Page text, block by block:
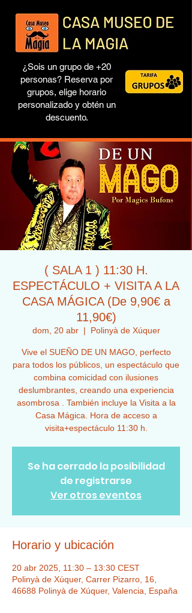
¿Sois un grupo de +20
personas? Reserva por
grupos, elige horario
personalizado y obtén un
descuento.
( SALA 1 ) 11:30 H.
ESPECTÁCULO + VISITA A LA
CASA MÁGICA (De 9,90€ a
11,90€)
dom, 20 abr
  |
Polinyà de Xúquer
Vive el SUEÑO DE UN MAGO, perfecto
para todos los públicos, un espectáculo que
combina comicidad con ilusiones
deslumbrantes, creando una experiencia
asombrosa . También incluye la Visita a la
Casa Mágica. Hora de acceso a
visita+espectáculo 11:30 h.
Se ha cerrado la posibilidad
de registrarse
Ver otros eventos
Horario y ubicación
20 abr 2025, 11:30 – 13:30 CEST
Polinyà de Xúquer, Carrer Pizarro, 16,
46688 Polinyà de Xúquer, Valencia, España